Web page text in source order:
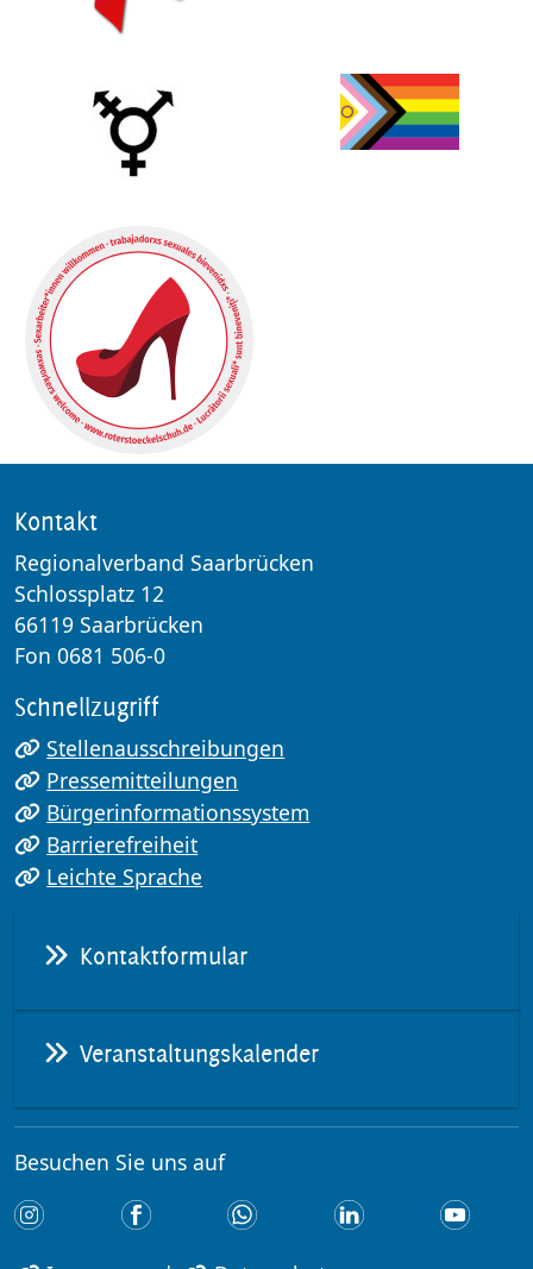
Kontakt
Regionalverband Saarbrücken
Schlossplatz 12
66119 Saarbrücken
Fon 0681 506-0
Schnellzugriff
Stellenausschreibungen
Pressemitteilungen
Bürgerinformationssystem
Barrierefreiheit
Leichte Sprache
Kontaktformular
Veranstaltungskalender
Besuchen Sie uns auf